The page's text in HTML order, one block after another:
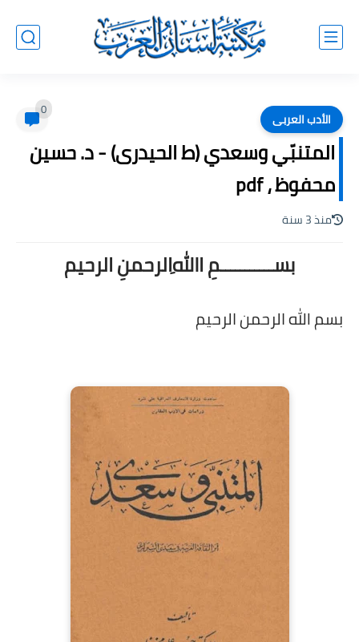
الأدب العربى 0
المتنبّي وسعدي (ط الحيدرى) - د. حسين
محفوظ ، pdf
منذ 3 سنة
بســـــــــــمِ اﷲِالرحمنِ الرحيم
بسم الله الرحمن الرحيم